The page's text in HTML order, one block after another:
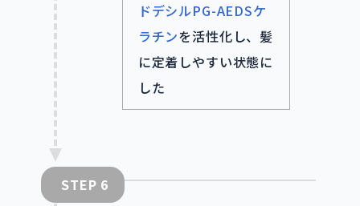
ドデシルPG-AEDSケ
ラチンを活性化し、髪
に定着しやすい状態に
した
STEP